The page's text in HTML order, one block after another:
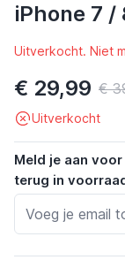
iPhone 7 /
Uitverkocht. Niet
€ 29,99 €
Uitverkocht
Meld je aan
terug in